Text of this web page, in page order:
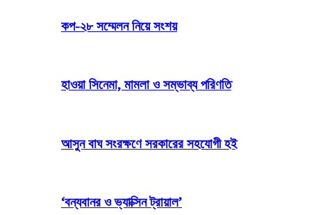
কপ-২৮ সম্মেলন নিয়ে সংশয়
হাওয়া সিনেমা, মামলা ও সম্ভাব্য পরিণতি
আসুন বাঘ সংরক্ষণে সরকারের সহযোগী হই
‘বন্যবানর ও ভ্যাক্সিন ট্রায়াল’